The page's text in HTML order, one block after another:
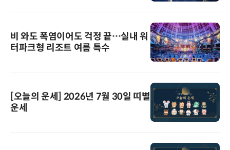
비 와도 폭염이어도 걱정 끝…실내 워
터파크형 리조트 여름 특수
[오늘의 운세] 2026년 7월 30일 띠별
운세